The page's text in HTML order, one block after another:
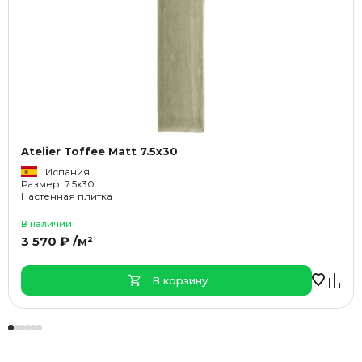
Atelier Toffee Matt 7.5x30
Испания
Размер: 7.5x30
Настенная плитка
В наличии
3 570 ₽ /м²
В корзину